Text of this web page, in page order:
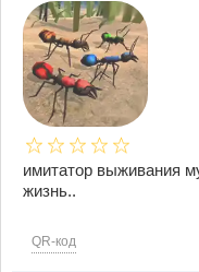
имитатор выживания
жизнь..
QR-код